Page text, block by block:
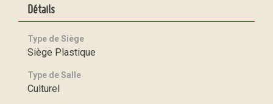
Détails
Type de Siège
Siège Plastique
Type de Salle
Culturel